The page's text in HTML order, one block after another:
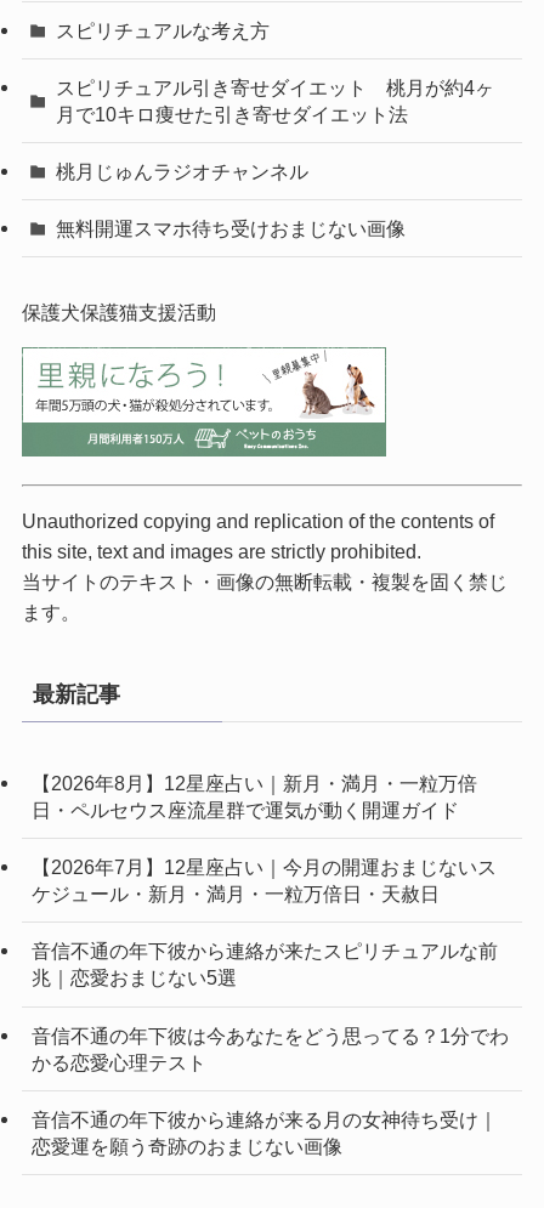
スピリチュアルな考え方
スピリチュアル引き寄せダイエット 桃月が約4ヶ
月で10キロ痩せた引き寄せダイエット法
桃月じゅんラジオチャンネル
無料開運スマホ待ち受けおまじない画像
保護犬保護猫支援活動
Unauthorized copying and replication of the contents of
this site, text and images are strictly prohibited.
当サイトのテキスト・画像の無断転載・複製を固く禁じ
ます。
最新記事
【2026年8月】12星座占い｜新月・満月・一粒万倍
日・ペルセウス座流星群で運気が動く開運ガイド
【2026年7月】12星座占い｜今月の開運おまじないス
ケジュール・新月・満月・一粒万倍日・天赦日
音信不通の年下彼から連絡が来たスピリチュアルな前
兆｜恋愛おまじない5選
音信不通の年下彼は今あなたをどう思ってる？1分でわ
かる恋愛心理テスト
音信不通の年下彼から連絡が来る月の女神待ち受け｜
恋愛運を願う奇跡のおまじない画像